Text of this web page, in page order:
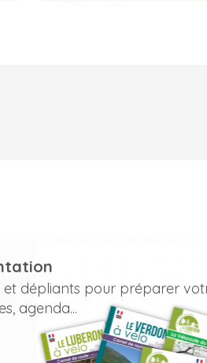
et dépliants pour préparer
agenda...